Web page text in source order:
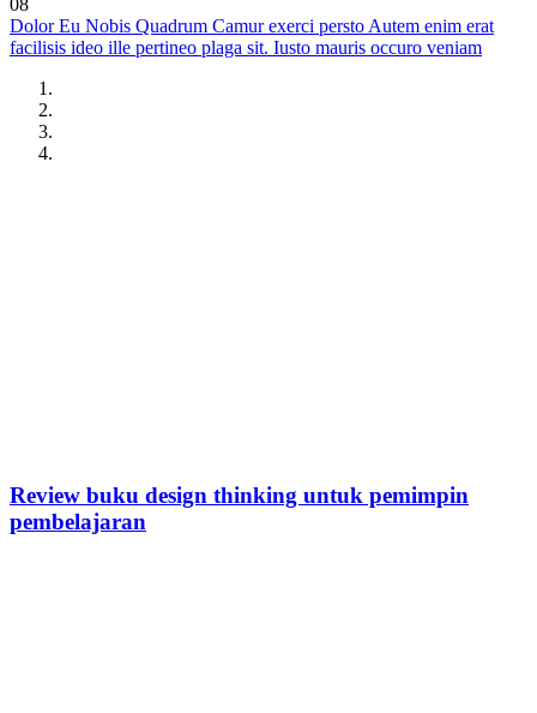
08
Dolor Eu Nobis Quadrum Camur exerci persto Autem enim erat
facilisis ideo ille pertineo plaga sit. Iusto mauris occuro veniam
Review buku design thinking untuk pemimpin
pembelajaran